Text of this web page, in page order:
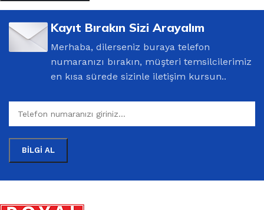
Kayıt Bırakın Sizi Arayalım
Merhaba, dilerseniz buraya telefon
numaranızı bırakın, müşteri temsilcilerimiz
en kısa sürede sizinle iletişim kursun..